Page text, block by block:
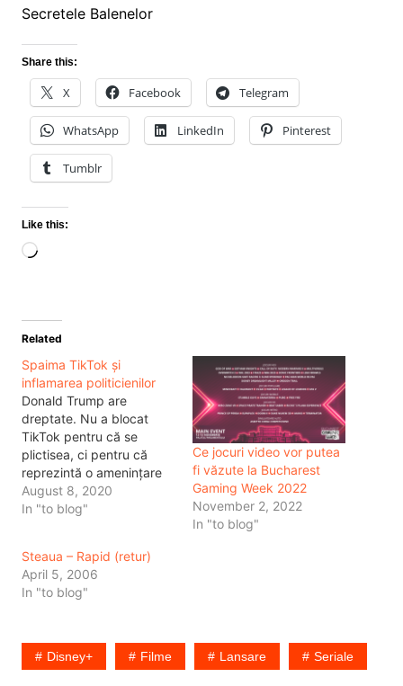
Secretele Balenelor
Share this:
X Facebook Telegram
WhatsApp LinkedIn Pinterest
Tumblr
Like this:
Loading…
Related
Spaima TikTok și
inflamarea politicienilor
Donald Trump are
dreptate. Nu a blocat
TikTok pentru că se
plictisea, ci pentru că
reprezintă o amenințare
pentru ei, pentru
americani. De fapt ce se
are posibilitatea de a face
conturi, de a da like-uri,
de a comenta, de a…
August 8, 2020
In "to blog"
Ce jocuri video vor putea
fi văzute la Bucharest
Gaming Week 2022
November 2, 2022
In "to blog"
Steaua – Rapid (retur)
April 5, 2006
In "to blog"
Disney+ Filme Lansare Seriale